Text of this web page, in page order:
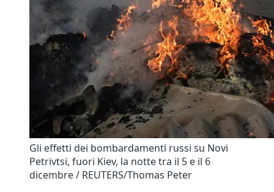
Gli effetti dei bombardamenti russi su Novi
Petrivtsi, fuori Kiev, la notte tra il 5 e il 6
dicembre / REUTERS/Thomas Peter